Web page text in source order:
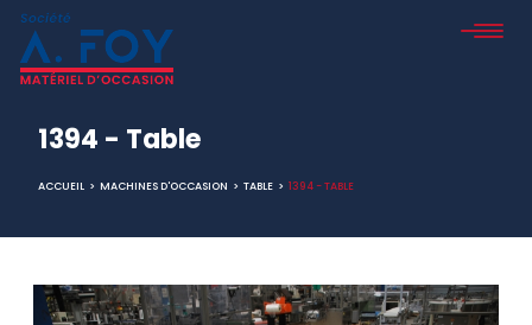
1394 - Table
ACCUEIL > MACHINES D'OCCASION > TABLE > 1394 - TABLE